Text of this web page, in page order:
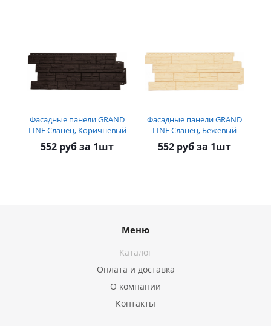
Фасадные панели GRAND
LINE Сланец, Коричневый
552 руб за 1шт
Фасадные панели GRAND
LINE Сланец, Бежевый
552 руб за 1шт
Меню
Каталог
Оплата и доставка
О компании
Контакты